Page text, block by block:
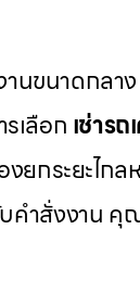
นขนาดกลาง
รเลือกเช่าร
ยกระยะไก
คำสั่งงาน คุ